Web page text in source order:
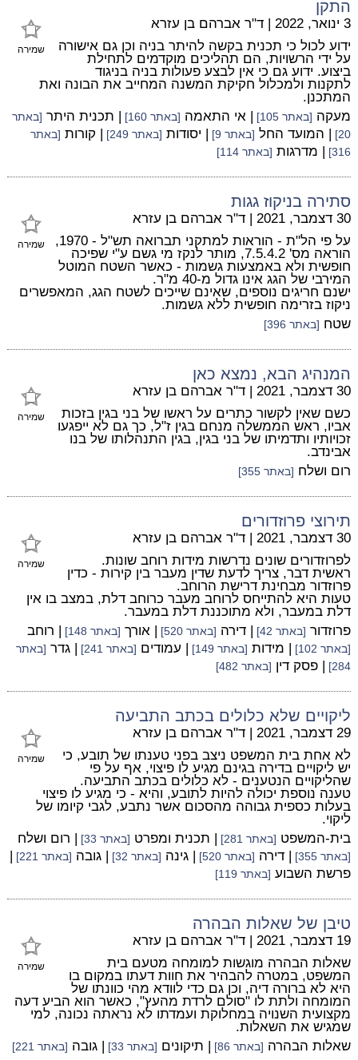
התקן
שמירה
3 ינואר, 2022 | ד"ר אברהם בן עזרא
ידוע לכול כי תכנית בקשה להיתר בניה וכן גם אישורה
על ידי הרשויות, הם תהליכים מוקדמים לתחילת
ביצוע. ידוע גם כי אין לבצע פעולות בניה בניגוד
לתקנות ולמכלול חקיקת המשנה המחייב את הבונה ואת
המתכנן.
מעקה [באתר 105] | אי התאמה [באתר 160] | תכנית היתר [באתר
20]
| המועד החל [באתר 9] | יסודות [באתר 249] | קורות [באתר
316]
| מדרגות [באתר 114]
סתירה בניקוז גגות
שמירה
30 דצמבר, 2021 | ד"ר אברהם בן עזרא
על פי הל"ת - הוראות למתקני תברואה תש"ל - 1970,
הוראה מס' 7.5.4.2, מותר לנקז מי גשם ע"י שפיכה
חופשית ולא באמצעות גשמות - כאשר השטח המוטל
המירבי של הגג אינו גדול מ-40 מ"ר.
ישנם חריגים נוספים, שאינם שייכים לשטח הגג, המאפשרים
ניקוז בזרימה חופשית ללא גשמות.
שטח [באתר 396]
המנהיג הבא, נמצא כאן
שמירה
30 דצמבר, 2021 | ד"ר אברהם בן עזרא
כשם שאין לקשור כתרים על ראשו של בני בגין בזכות
אביו, ראש הממשלה מנחם בגין ז"ל, כך גם לא ייפגעו
זכויותיו ותדמיתו של בני בגין, בגין התנהלותו של בנו
אבינדב.
רום ושלח [באתר 355]
תירוצי פרוזדורים
שמירה
30 דצמבר, 2021 | ד"ר אברהם בן עזרא
לפרוזדורים שונים נדרשות מידות רוחב שונות.
ראשית דבר, צריך לדעת שדין מעבר בין קירות - כדין
פרוזדור מבחינת דרישת הרוחב.
טעות היא להתייחס לרוחב מעבר כרוחב דלת, במצב בו אין
דלת במעבר, ולא מתוכננת דלת במעבר.
פרוזדור [באתר 42] | דירה [באתר 520] | אורך [באתר 148] | רוחב
[באתר 102] | מידות [באתר 149] | עמודים [באתר 241] | גדר [באתר
284]
| פסק דין [באתר 482]
ליקויים שלא כלולים בכתב התביעה
שמירה
29 דצמבר, 2021 | ד"ר אברהם בן עזרא
לא אחת בית המשפט ניצב בפני טענתו של תובע, כי
יש ליקויים בדירה בגינם מגיע לו פיצוי, אף על פי
שהליקויים הנטענים - לא כלולים בכתב התביעה.
טענה נוספת יכולה להיות לתובע, והיא - כי מגיע לו פיצוי
בעלות כספית גבוהה מהסכום אשר נתבע, לגבי קיומו של
ליקוי.
בית-המשפט [באתר 281] | תכנית ומפרט [באתר 33] | רום ושלח
[באתר 355] | דירה [באתר 520] | גינה [באתר 32] | גובה [באתר 221]
|
פרשת השבוע [באתר 119]
טיבן של שאלות הבהרה
שמירה
19 דצמבר, 2021 | ד"ר אברהם בן עזרא
שאלות הבהרה מוגשות למומחה מטעם בית
המשפט, במטרה להבהיר את חוות דעתו במקום בו
היא לא ברורה דיה, וכן גם כדי לוודא מהי כוונתו של
המומחה ולתת לו "סולם לרדת מהעץ", כאשר הוא הביע דעה
מקצועית השנויה במחלוקת ועמדתו לא נראתה נכונה, למי
שמגיש את השאלות.
שאלות הבהרה [באתר 86] | תיקונים [באתר 33] | גובה [באתר 221]